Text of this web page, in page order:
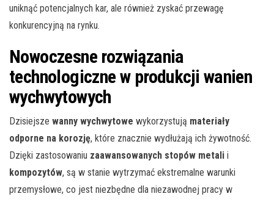
uniknąć potencjalnych kar, ale również zyskać przewagę
konkurencyjną na rynku.
Nowoczesne rozwiązania
technologiczne w produkcji wanien
wychwytowych
Dzisiejsze wanny wychwytowe wykorzystują materiały
odporne na korozję, które znacznie wydłużają ich żywotność.
Dzięki zastosowaniu zaawansowanych stopów metali i
kompozytów, są w stanie wytrzymać ekstremalne warunki
przemysłowe, co jest niezbędne dla niezawodnej pracy w